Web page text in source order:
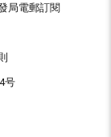
局電郵訂閱
号